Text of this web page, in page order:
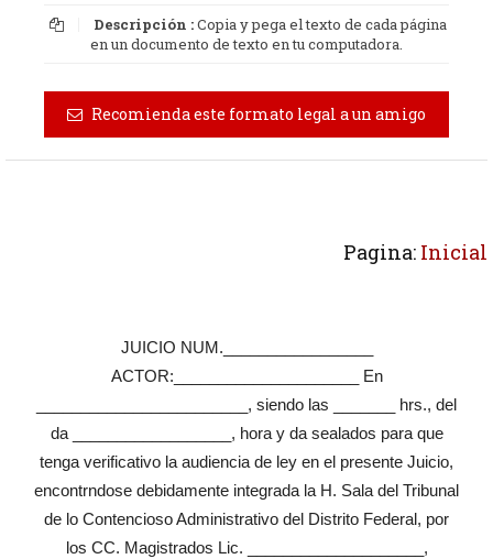
Descripción :Copia y pega el texto de cada página
en un documento de texto en tu computadora.
Recomienda este formato legal a un amigo
Pagina: Inicial
JUICIO NUM._________________
ACTOR:_____________________ En
________________________, siendo las _______ hrs., del
da __________________, hora y da sealados para que
tenga verificativo la audiencia de ley en el presente Juicio,
encontrndose debidamente integrada la H. Sala del Tribunal
de lo Contencioso Administrativo del Distrito Federal, por
los CC. Magistrados Lic. ____________________,